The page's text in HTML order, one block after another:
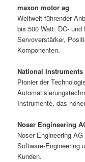
maxon motor ag
Weltweit führender
bis 500 Watt: DC- und
Servoverstärker,
Komponenten.
National Instruments
Pionier der
Instrumente, das
Noser Engineering
Noser Engineering
Software-Engineering
Kunden.